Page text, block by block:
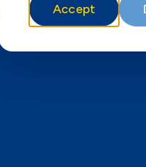
Business
Accept